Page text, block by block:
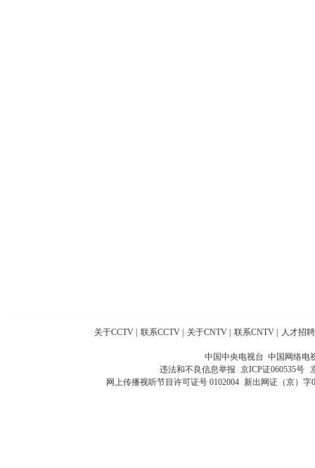
关于CCTV 联系CCTV 关于CNTV 联系CNTV 人才招聘
中国中央电视台 中国网络电
违法和不良信息举报 京ICP证060535号
网上传播视听节目许可证号 0102004 新出网证（京）